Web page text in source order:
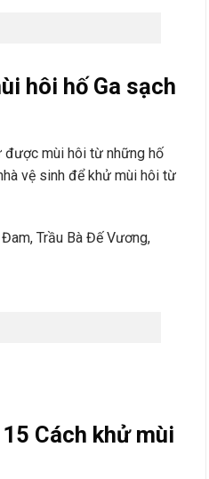
hôi hố Ga sạch
được mùi hôi từ những hố
vệ sinh để khử mùi hôi từ
Trầu Bà Đế Vương,
Cách khử mùi